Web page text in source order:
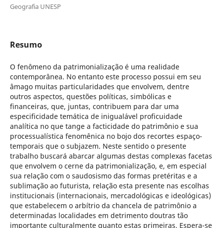
Geografia UNESP
Resumo
O fenômeno da patrimonialização é uma realidade
contemporânea. No entanto este processo possui em seu
âmago muitas particularidades que envolvem, dentre
outros aspectos, questões políticas, simbólicas e
financeiras, que, juntas, contribuem para dar uma
especificidade temática de inigualável proficuidade
analítica no que tange a facticidade do patrimônio e sua
processualística fenomênica no bojo dos recortes espaço-
temporais que o subjazem. Neste sentido o presente
trabalho buscará abarcar algumas destas complexas facetas
que envolvem o cerne da patrimonialização, e, em especial
sua relação com o saudosismo das formas pretéritas e a
sublimação ao futurista, relação esta presente nas escolhas
institucionais (internacionais, mercadológicas e ideológicas)
que estabelecem o arbítrio da chancela de patrimônio a
determinadas localidades em detrimento doutras tão
importante culturalmente quanto estas primeiras. Espera-se